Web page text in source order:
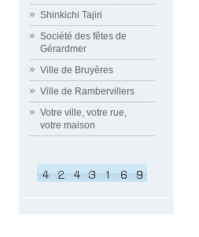
Shinkichi Tajiri
Société des fêtes de
Gérardmer
Ville de Bruyères
Ville de Rambervillers
Votre ville, votre rue,
votre maison